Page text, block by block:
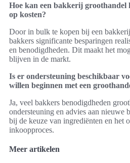
Hoe kan een bakkerij groothandel
op kosten?
Door in bulk te kopen bij een
bakkers significante besparingen
en benodigdheden. Dit maakt het
blijven in de markt.
Is er ondersteuning beschikbaar
willen beginnen met een
Ja, veel bakkers benodigdheden
ondersteuning en advies aan nieuwe
bij de keuze van ingrediënten en het
inkoopproces.
Meer artikelen